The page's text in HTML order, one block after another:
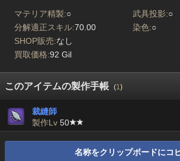
マテリア精製:○ 武具投影:○
分解適正スキル:70.00 染色:○
SHOP販売:なし
買取価格:92 Gil
このアイテムの製作手帳 (1)
裁縫師
製作Lv 50
名称をクリップボードにコ